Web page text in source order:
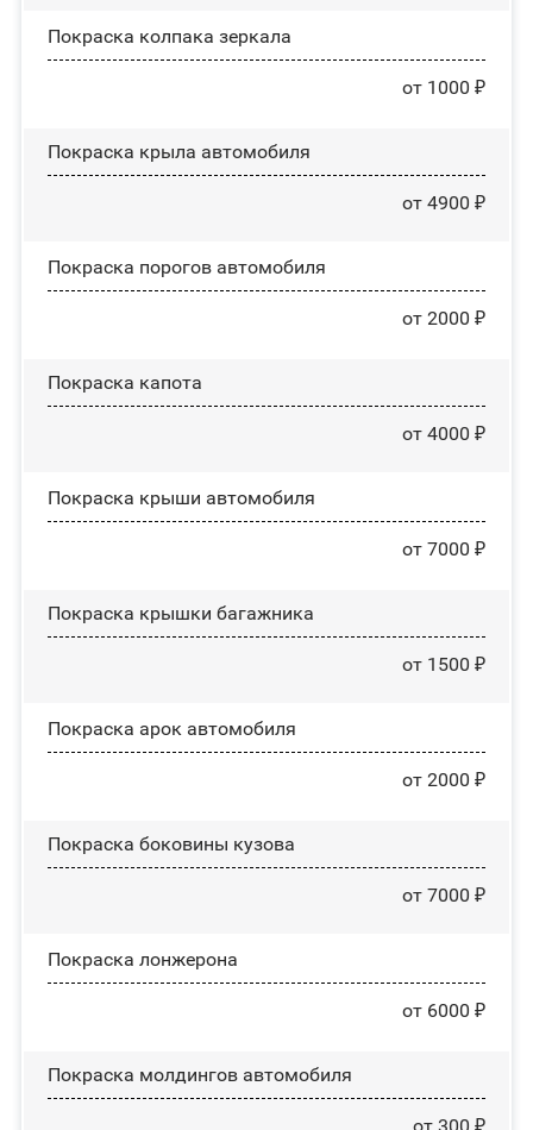
Покраска колпака зеркала
от 1000 ₽
Покраска крыла автомобиля
от 4900 ₽
Покраска порогов автомобиля
от 2000 ₽
Покраска капота
от 4000 ₽
Покраска крыши автомобиля
от 7000 ₽
Покраска крышки багажника
от 1500 ₽
Покраска арок автомобиля
от 2000 ₽
Покраска боковины кузова
от 7000 ₽
Покраска лонжерона
от 6000 ₽
Покраска молдингов автомобиля